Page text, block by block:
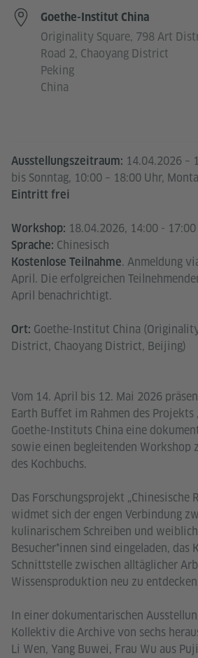
Ausstellungszeitraum: 14.04.2026 –
bis Sonntag, 10:00 – 18:00 Uhr,
Eintritt frei
Workshop: 18.04.2026, 14:00 -
Sprache: Chinesisch
Kostenlose Teilnahme. Anmeldung
April. Die erfolgreichen
April benachrichtigt.
Ort: Goethe-Institut China
District, Chaoyang District, Beijing)
Vom 14. April bis 12. Mai 2026
Earth Buffet im Rahmen des Projekts
Goethe-Instituts China eine
sowie einen begleitenden Workshop
des Kochbuchs.
Das Forschungsprojekt „Chinesische
widmet sich der engen Verbindung
kulinarischem Schreiben und
Besucher*innen sind eingeladen, das
Schnittstelle zwischen alltäglicher
Wissensproduktion neu zu
In einer dokumentarischen
Kollektiv die Archive von sechs
Li Wen, Yang Buwei, Frau Wu aus
Goethe-Institut China
Originality Square, 798 Art
Road 2, Chaoyang District
Peking
China